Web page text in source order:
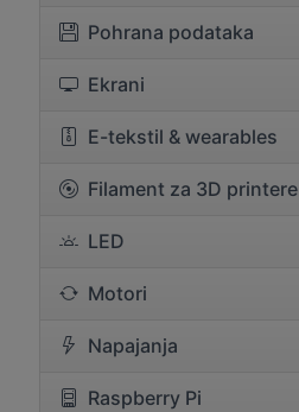
Pohrana podataka
Ekrani
E-tekstil & wearables
Filament za 3D printere
LED
Motori
Napajanja
Raspberry Pi